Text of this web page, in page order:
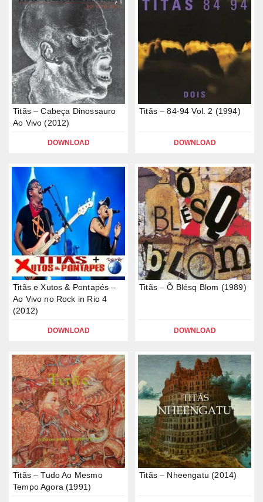
Titãs – Cabeça Dinossauro
Ao Vivo (2012)
DOWNLOAD
Titãs – 84-94 Vol. 2 (1994)
DOWNLOAD
Titãs e Xutos & Pontapés –
Ao Vivo no Rock in Rio 4
(2012)
DOWNLOAD
Titãs – Õ Blésq Blom (1989)
DOWNLOAD
Titãs – Tudo Ao Mesmo
Tempo Agora (1991)
Titãs – Nheengatu (2014)